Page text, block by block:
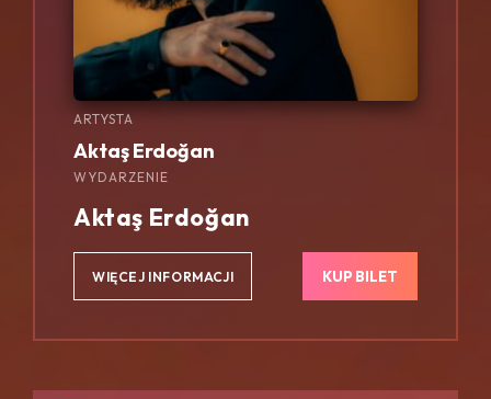
ARTYSTA
Aktaş Erdoğan
WYDARZENIE
Aktaş Erdoğan
WIĘCEJ INFORMACJI KUP BILET